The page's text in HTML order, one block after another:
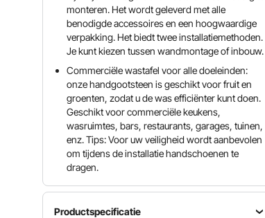
monteren. Het wordt geleverd met alle
benodigde accessoires en een hoogwaardige
verpakking. Het biedt twee installatiemethoden.
Je kunt kiezen tussen wandmontage of inbouw.
Commerciële wastafel voor alle doeleinden:
onze handgootsteen is geschikt voor fruit en
groenten, zodat u de was efficiënter kunt doen.
Geschikt voor commerciële keukens,
wasruimtes, bars, restaurants, garages, tuinen,
enz. Tips: Voor uw veiligheid wordt aanbevolen
om tijdens de installatie handschoenen te
dragen.
Productspecificatie